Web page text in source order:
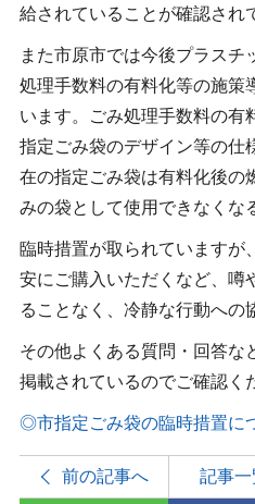
給されていることが確認され
また市原市では今後プラスチ
処理手数料の有料化等の施策
います。ごみ処理手数料の有
指定ごみ袋のデザイン等の仕
在の指定ごみ袋は有料化後の
みの袋として使用できなくな
臨時措置が取られていますが
安にご購入いただくなど、噂
ることなく、冷静な行動への
その他よくある質問・回答な
掲載されているのでご確認く
◎市指定ごみ袋の臨時措置に
前の記事へ 記事